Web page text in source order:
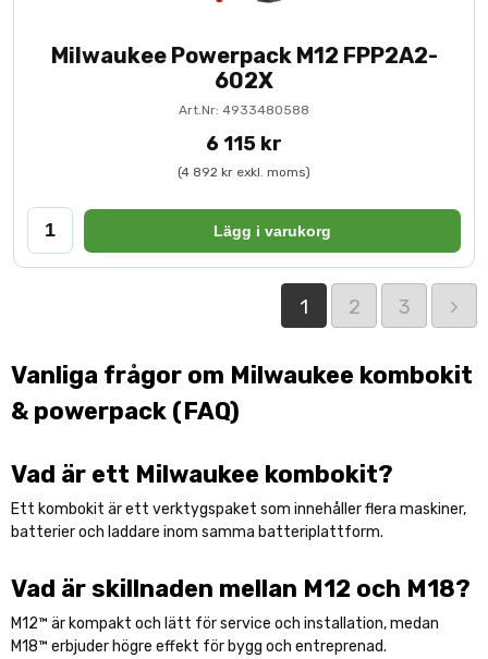
Milwaukee Powerpack M12 FPP2A2-
602X
Art.Nr: 4933480588
6 115 kr
(4 892 kr exkl. moms)
Lägg i varukorg
1 2 3
Vanliga frågor om Milwaukee kombokit
& powerpack (FAQ)
Vad är ett Milwaukee kombokit?
Ett kombokit är ett verktygspaket som innehåller flera maskiner,
batterier och laddare inom samma batteriplattform.
Vad är skillnaden mellan M12 och M18?
M12™ är kompakt och lätt för service och installation, medan
M18™ erbjuder högre effekt för bygg och entreprenad.